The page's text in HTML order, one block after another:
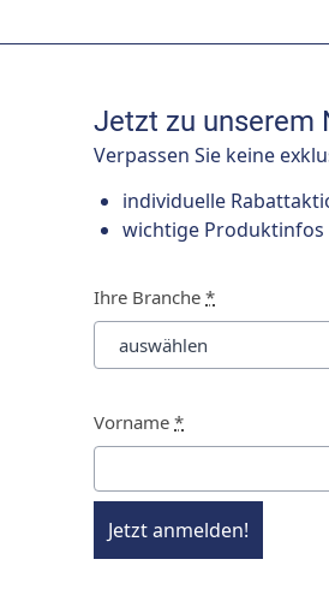
Jetzt zu unserem
Verpassen Sie keine
individuelle
wichtige
Ihre Branche *
Vorname *
Jetzt anmelden!